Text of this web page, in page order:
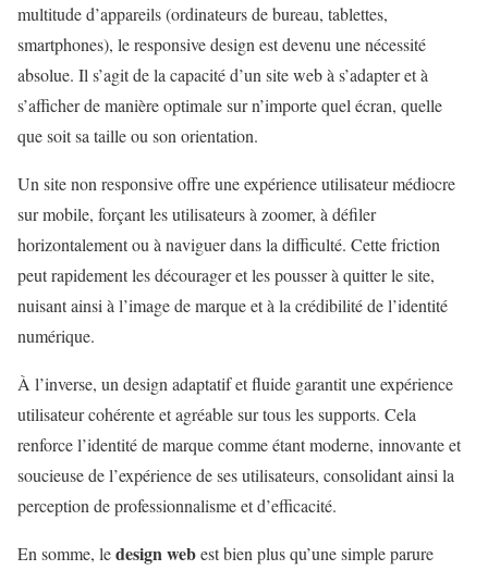
multitude d’appareils (ordinateurs de bureau, tablettes,
smartphones), le responsive design est devenu une nécessité
absolue. Il s’agit de la capacité d’un site web à s’adapter et à
s’afficher de manière optimale sur n’importe quel écran, quelle
que soit sa taille ou son orientation.
Un site non responsive offre une expérience utilisateur médiocre
sur mobile, forçant les utilisateurs à zoomer, à défiler
horizontalement ou à naviguer dans la difficulté. Cette friction
peut rapidement les décourager et les pousser à quitter le site,
nuisant ainsi à l’image de marque et à la crédibilité de l’identité
numérique.
À l’inverse, un design adaptatif et fluide garantit une expérience
utilisateur cohérente et agréable sur tous les supports. Cela
renforce l’identité de marque comme étant moderne, innovante et
soucieuse de l’expérience de ses utilisateurs, consolidant ainsi la
perception de professionnalisme et d’efficacité.
En somme, ledesign webest bien plus qu’une simple parure